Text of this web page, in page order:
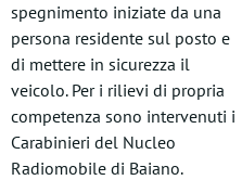
spegnimento iniziate da una
persona residente sul posto e
di mettere in sicurezza il
veicolo. Per i rilievi di propria
competenza sono intervenuti i
Carabinieri del Nucleo
Radiomobile di Baiano.